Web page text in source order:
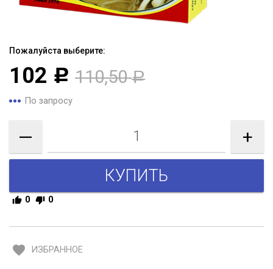
Пожалуйста выберите:
102 Р 110,50Р
По запросу
— +
0 0
favorite ИЗБРАННОЕ